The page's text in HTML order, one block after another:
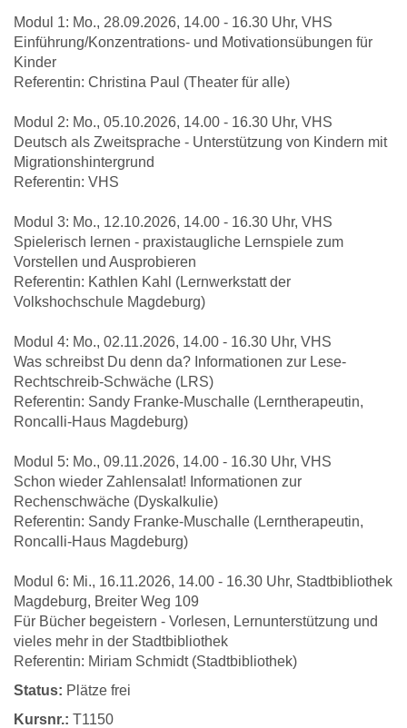
Modul 1: Mo., 28.09.2026, 14.00 - 16.30 Uhr, VHS
Einführung/Konzentrations- und Motivationsübungen für
Kinder
Referentin: Christina Paul (Theater für alle)
Modul 2: Mo., 05.10.2026, 14.00 - 16.30 Uhr, VHS
Deutsch als Zweitsprache - Unterstützung von Kindern mit
Migrationshintergrund
Referentin: VHS
Modul 3: Mo., 12.10.2026, 14.00 - 16.30 Uhr, VHS
Spielerisch lernen - praxistaugliche Lernspiele zum
Vorstellen und Ausprobieren
Referentin: Kathlen Kahl (Lernwerkstatt der
Volkshochschule Magdeburg)
Modul 4: Mo., 02.11.2026, 14.00 - 16.30 Uhr, VHS
Was schreibst Du denn da? Informationen zur Lese-
Rechtschreib-Schwäche (LRS)
Referentin: Sandy Franke-Muschalle (Lerntherapeutin,
Roncalli-Haus Magdeburg)
Modul 5: Mo., 09.11.2026, 14.00 - 16.30 Uhr, VHS
Schon wieder Zahlensalat! Informationen zur
Rechenschwäche (Dyskalkulie)
Referentin: Sandy Franke-Muschalle (Lerntherapeutin,
Roncalli-Haus Magdeburg)
Modul 6: Mi., 16.11.2026, 14.00 - 16.30 Uhr, Stadtbibliothek
Magdeburg, Breiter Weg 109
Für Bücher begeistern - Vorlesen, Lernunterstützung und
vieles mehr in der Stadtbibliothek
Referentin: Miriam Schmidt (Stadtbibliothek)
Status: Plätze frei
Kursnr.: T1150